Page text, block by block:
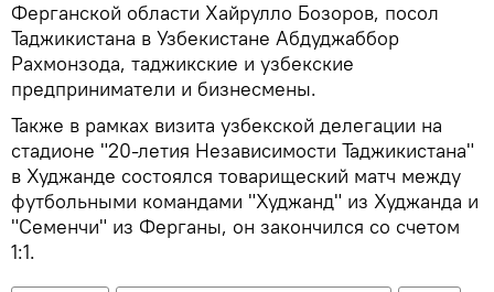
Ферганской области Хайрулло Бозоров, посол
Таджикистана в Узбекистане Абдуджаббор
Рахмонзода, таджикские и узбекские
предприниматели и бизнесмены.
Также в рамках визита узбекской делегации на
стадионе "20-летия Независимости Таджикистана"
в Худжанде состоялся товарищеский матч между
футбольными командами "Худжанд" из Худжанда и
"Семенчи" из Ферганы, он закончился со счетом
1:1.